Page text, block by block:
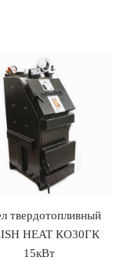
твердотопливный
HEAT КО30ГК
15кВт